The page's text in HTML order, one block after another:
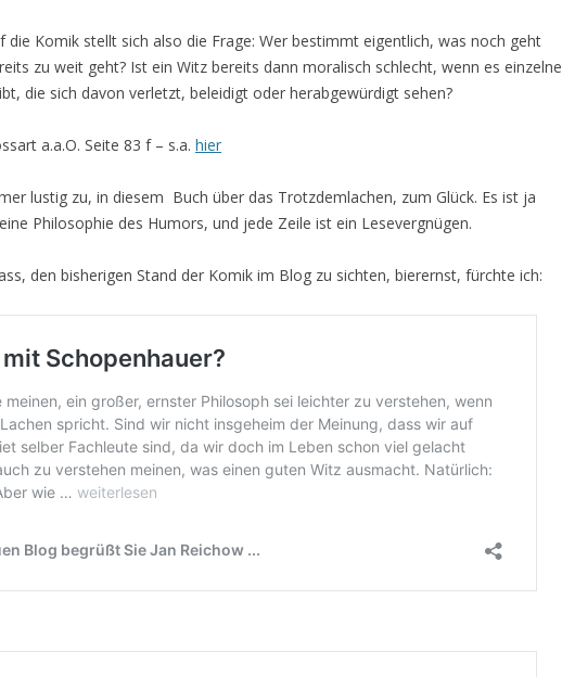
die Komik stellt sich also die Frage: Wer bestimmt eigentlich, was noch geht
zu weit geht? Ist ein Witz bereits dann moralisch schlecht, wenn es einzelne
die sich davon verletzt, beleidigt oder herabgewürdigt sehen?
a.a.O. Seite 83 f – s.a. hier
lustig zu, in diesem Buch über das Trotzdemlachen, zum Glück. Es ist ja
Philosophie des Humors, und jede Zeile ist ein Lesevergnügen.
den bisherigen Stand der Komik im Blog zu sichten, bierernst, fürchte ich: